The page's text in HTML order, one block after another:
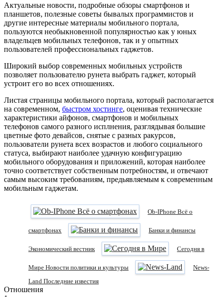
Актуальные новости, подробные обзоры смартфонов и
планшетов, полезные советы бывалых программистов и
другие интересные материалы мобильного портала,
пользуются необыкновенной популярностью как у юных
владельцев мобильных телефонов, так и у опытных
пользователей профессиональных гаджетов.
Широкий выбор современных мобильных устройств
позволяет пользователю рунета выбрать гаджет, который
устроит его во всех отношениях.
Листая страницы мобильного портала, который располагается
на современном, быстром хостинге, оценивая технические
характеристики айфонов, смартфонов и мобильных
телефонов самого разного исплнения, разглядывая большие
цветные фото девайсов, снятые с разных ракурсов,
пользователи рунета всех возрастов и любого социального
статуса, выбирают наиболее удачную конфигурацию
мобильного оборудования и приложений, которая наиболее
точно соответствует собственным потребностям, и отвечают
самым высоким требованиям, предьявляемым к современным
мобильным гаджетам.
Ob-IPhone Всё о
смартфонах Банки и финансы
Экономический вестник Сегодня в
Мире Новости политики и культуры
News-
Land Последние известия
Отношения